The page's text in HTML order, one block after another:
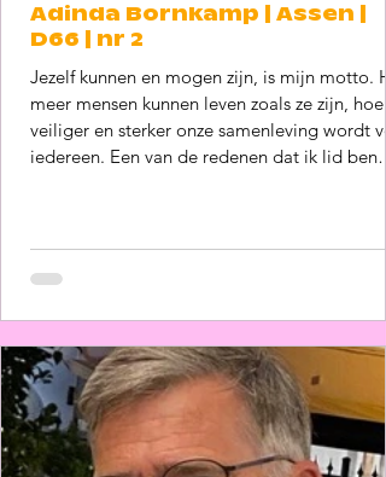
Adinda Bornkamp | Assen |
D66 | nr 2
Jezelf kunnen en mogen zijn, is mijn motto. Hoe
meer mensen kunnen leven zoals ze zijn, hoe
veiliger en sterker onze samenleving wordt
iedereen. Een van de redenen dat ik lid ben
druk staat. Ik heb de overtuiging dat we met
elkaar in gesprek moeten blijven, in het gezin,
op scholen, meer a